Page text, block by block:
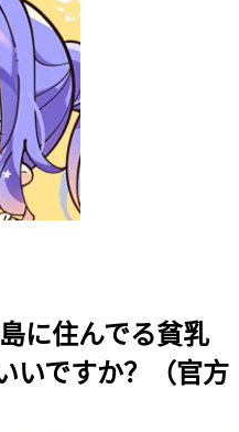
に住んでる貧乳
いですか？（官方